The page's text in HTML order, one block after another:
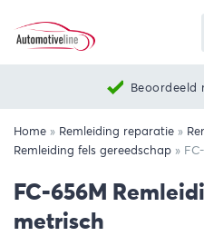
Beoordeeld
Home » Remleiding reparatie »
Remleiding fels gereedschap »
FC-656M
metrisch